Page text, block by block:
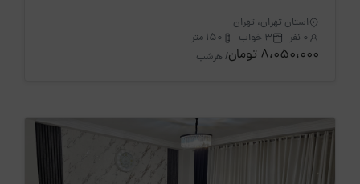
استان تهران، تهران
0 نفر
3 خواب 150 متر
8،050،000 تومان / هرشب